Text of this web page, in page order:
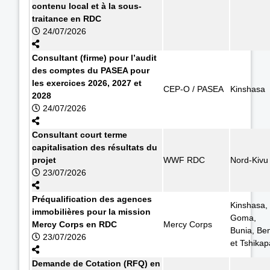
contenu local et à la sous-
traitance en RDC
24/07/2026
Consultant (firme) pour l’audit
des comptes du PASEA pour
les exercices 2026, 2027 et
2028
24/07/2026
CEP-O / PASEA Kinshasa
Consultant court terme
capitalisation des résultats du
projet
23/07/2026
WWF RDC Nord-Kivu
Préqualification des agences
immobilières pour la mission
Mercy Corps en RDC
23/07/2026
Mercy Corps
Kinshasa,
Goma,
Bunia,
et
Demande de Cotation (RFQ) en